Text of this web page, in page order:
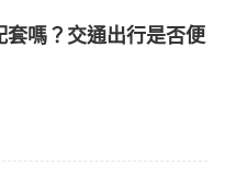
套嗎？交通出行是否便